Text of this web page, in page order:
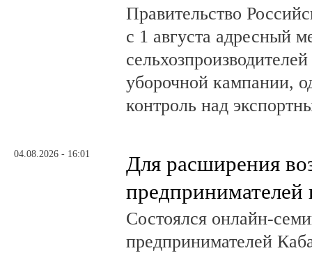
Правительство
с 1 августа адресный
уборочной кампании,
контроль над
04.08.2026 - 16:01
Для расширения
предпринимателей
Состоялся онлайн-
предпринимателей